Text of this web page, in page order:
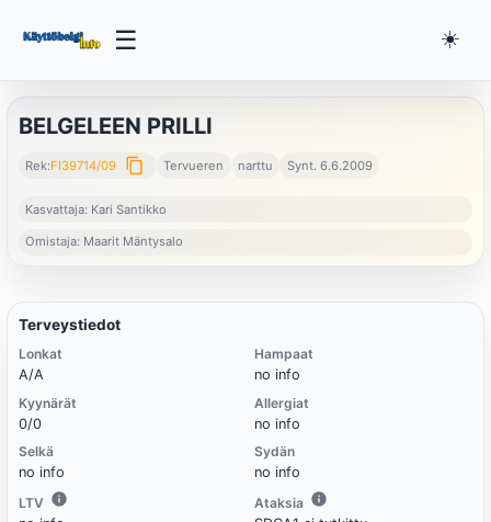
☰ ☀️
BELGELEEN PRILLI
Rek:FI39714/09 content_copy Tervueren narttu Synt. 6.6.2009
Kasvattaja: Kari Santikko
Omistaja: Maarit Mäntysalo
Terveystiedot
Lonkat
A/A
Kyynärät
0/0
Selkä
no info
LTV
Hampaat
no info
Allergiat
no info
Sydän
no info
Ataksia